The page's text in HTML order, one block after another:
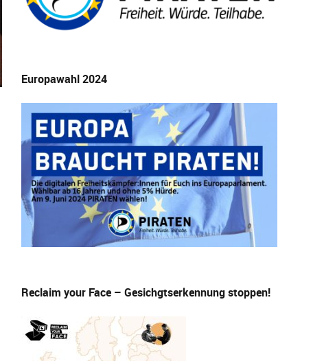
Europawahl 2024
Reclaim your Face – Gesichgtserkennung stoppen!